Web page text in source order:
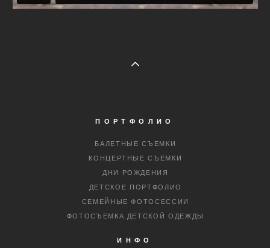
ПОРТФОЛИО
БАЛЕТНЫЕ СЪЕМКИ
КОНЦЕРТНЫЕ СЪЕМКИ
ДНИ РОЖДЕНИЯ
ДЕТСКОЕ ПОРТФОЛИО
СЕМЕЙНЫЕ ФОТОСЕССИИ
ФОТОСЪЕМКА ДЕТСКОЙ ОДЕЖДЫ
ИНФО